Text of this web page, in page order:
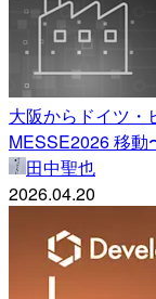
大阪からドイツ・
MESSE2026 移動
田中聖也
2026.04.20